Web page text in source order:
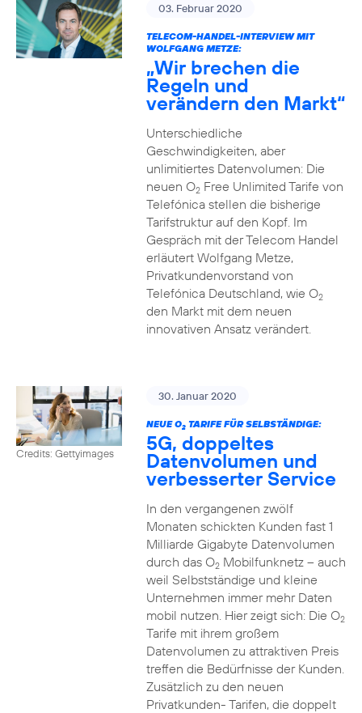
03. Februar 2020
TELECOM-HANDEL-INTERVIEW MIT
WOLFGANG METZE:
„Wir brechen die
Regeln und
verändern den Markt“
Unterschiedliche
Geschwindigkeiten, aber
unlimitiertes Datenvolumen: Die
neuen O2Free Unlimited Tarife von
Telefónica stellen die bisherige
Tarifstruktur auf den Kopf. Im
Gespräch mit der Telecom Handel
erläutert Wolfgang Metze,
Privatkundenvorstand von
Telefónica Deutschland, wie O2
den Markt mit dem neuen
innovativen Ansatz verändert.
Credits: Gettyimages
30. Januar 2020
NEUE O2TARIFE FÜR SELBSTÄNDIGE:
5G, doppeltes
Datenvolumen und
verbesserter Service
In den vergangenen zwölf
Monaten schickten Kunden fast 1
Milliarde Gigabyte Datenvolumen
durch das O2Mobilfunknetz – auch
weil Selbstständige und kleine
Unternehmen immer mehr Daten
mobil nutzen. Hier zeigt sich: Die O2
Tarife mit ihrem großem
Datenvolumen zu attraktiven Preis
treffen die Bedürfnisse der Kunden.
Zusätzlich zu den neuen
Privatkunden- Tarifen, die doppelt